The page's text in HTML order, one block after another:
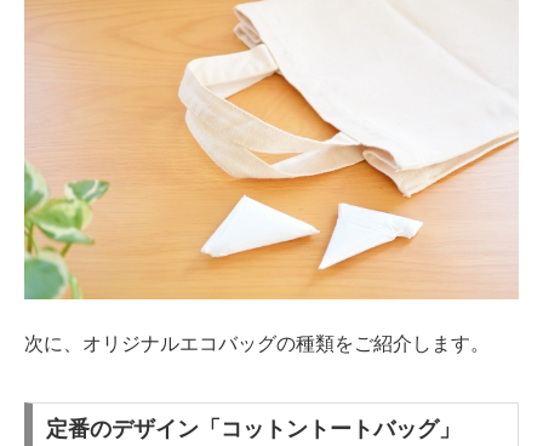
次に、オリジナルエコバッグの種類をご紹介します。
定番のデザイン「コットントートバッグ」